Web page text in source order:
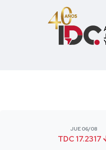
JUE 06/08
TDC 17.2317